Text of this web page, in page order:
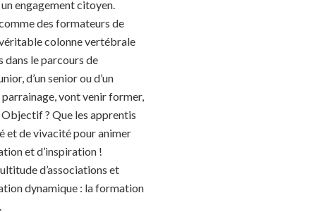
engagement citoyen.
des formateurs de
colonne vertébrale
dans le parcours de
d’un senior ou d’un
parrainage, vont venir former,
? Que les apprentis
et de vivacité pour animer
et d’inspiration !
d’associations et
dynamique : la formation